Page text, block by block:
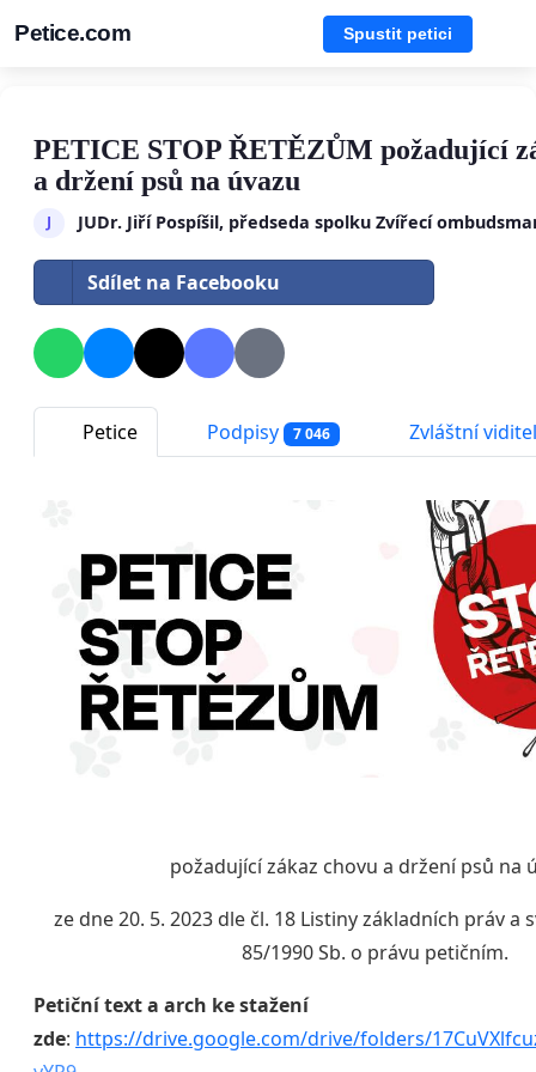
Petice.com Spustit petici
PETICE STOP ŘETĚZŮM požadující
a držení psů na úvazu
J JUDr. Jiří Pospíšil, předseda spolku Zvířecí
Sdílet na Facebooku
Petice Podpisy 7 046 Zvláštní
požadující zákaz chovu a držení psů na
ze dne 20. 5. 2023 dle čl. 18 Listiny základních práv a
85/1990 Sb. o právu petičním.
Petiční text a arch ke stažení
zde: https://drive.google.com/drive/folders/